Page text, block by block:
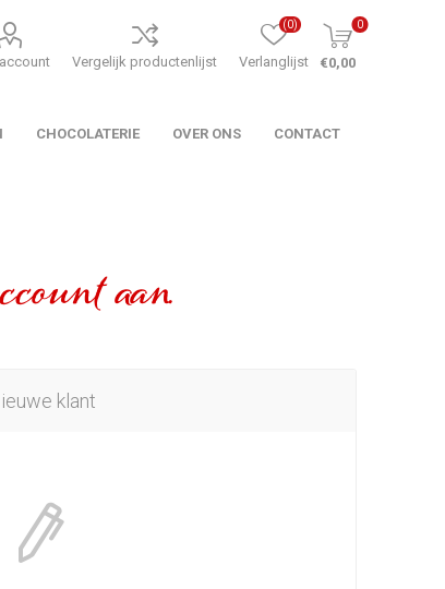
Vergelijk productenlijst Verlanglijst
(0) 0
€0,00
CHOCOLATERIE OVER ONS CONTACT
aan.
klant